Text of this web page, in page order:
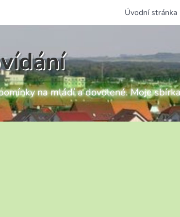
Úvodní stránka
na mládí a dovolené. Moje